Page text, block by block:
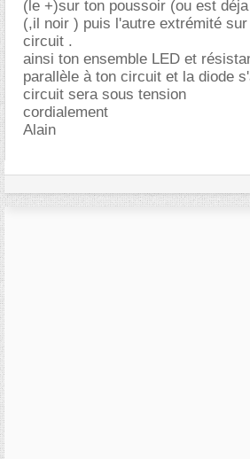
(le +)sur ton poussoir (ou est
(,il noir ) puis l'autre extrémité
circuit .
ainsi ton ensemble LED et
parallèle à ton circuit et la diode
circuit sera sous tension
cordialement
Alain